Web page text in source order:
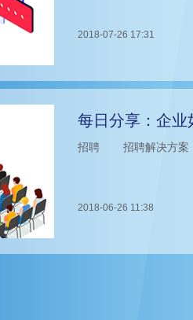
2018-07-26 17:31
每日分享：企业
招聘 招聘解决方案
2018-06-26 11:38